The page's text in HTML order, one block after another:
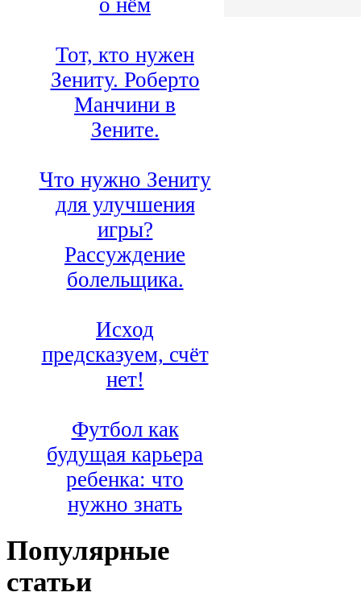
о нём
Тот, кто нужен
Зениту. Роберто
Манчини в
Зените.
Что нужно Зениту
для улучшения
игры?
Рассуждение
болельщика.
Исход
предсказуем, счёт
нет!
Футбол как
будущая карьера
ребенка: что
нужно знать
Популярные
статьи